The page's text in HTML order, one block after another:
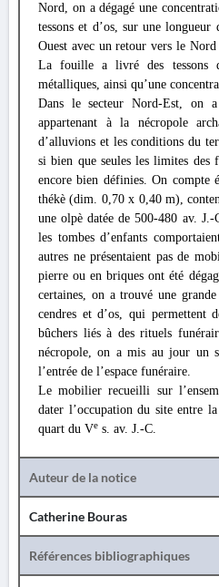
Nord, on a dégagé une
tessons et d’os, sur une
Ouest avec un retour vers le
La fouille a livré des tessons
métalliques, ainsi qu’une
Dans le secteur Nord-Est, on
appartenant à la nécropole
d’alluvions et les conditions du
si bien que seules les limites des
encore bien définies. On compte
thékè (dim. 0,70 x 0,40 m),
une olpè datée de 500-480 av. J.-
les tombes d’enfants
autres ne présentaient pas de
pierre ou en briques ont été
certaines, on a trouvé une
cendres et d’os, qui permettent
bûchers liés à des rituels
nécropole, on a mis au jour un
l’entrée de l’espace funéraire.
Le mobilier recueilli sur
dater l’occupation du site entre
quart du Ve s. av. J.-C.
Auteur de la notice
Catherine Bouras
Références bibliographiques